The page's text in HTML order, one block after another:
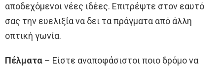
αποδεχόμενοι νέες ιδέες. Επιτρέψτε στον εαυτό
σας την ευελιξία να δει τα πράγματα από άλλη
οπτική γωνία.
Πέλματα – Είστε αναποφάσιστοι ποιο δρόμο να